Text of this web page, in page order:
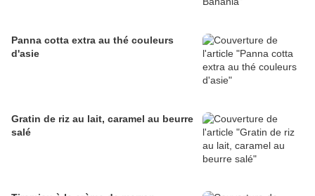
Panna cotta extra au thé couleurs
d'asie
Gratin de riz au lait, caramel au beurre
salé